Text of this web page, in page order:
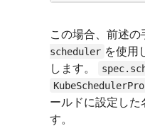
この場合、前述
scheduler を使用
します。
ールドに設定した
す。